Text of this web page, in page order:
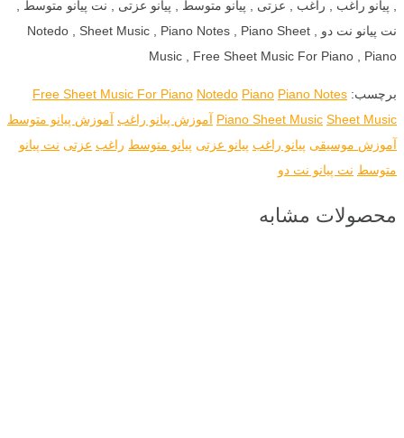
, پیانو راغب , راغب , عزتی , پیانو متوسط , پیانو عزتی , نت پیانو متوسط ,
نت پیانو نت دو , Notedo , Sheet Music , Piano Notes , Piano Sheet
Music , Free Sheet Music For Piano , Piano
برچسب: Free Sheet Music For Piano Notedo Piano Piano Notes
Piano Sheet Music Sheet Music آموزش پیانو راغب آموزش پیانو متوسط
آموزش موسیقی پیانو راغب پیانو عزتی پیانو متوسط راغب عزتی نت پیانو
متوسط نت پیانو نت دو
محصولات مشابه